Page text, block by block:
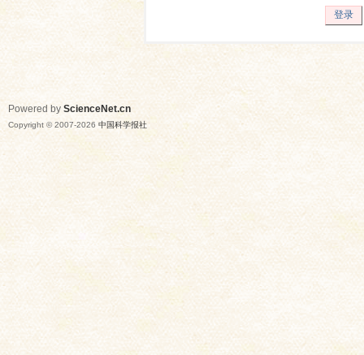
登录
Powered by ScienceNet.cn
Copyright © 2007-2026 中国科学报社